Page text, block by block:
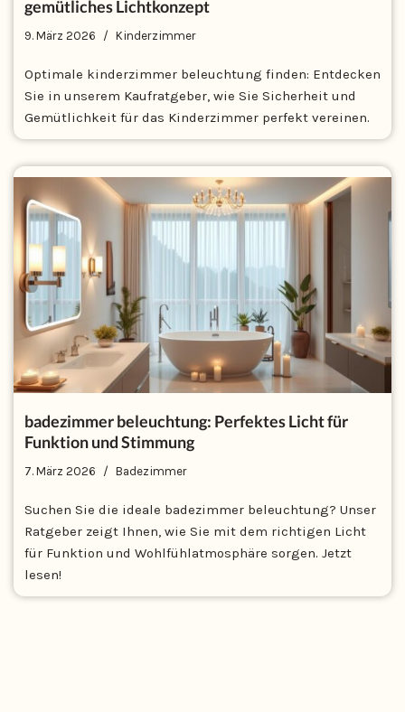
gemütliches Lichtkonzept
9. März 2026 Kinderzimmer
Optimale kinderzimmer beleuchtung finden: Entdecken
Sie in unserem Kaufratgeber, wie Sie Sicherheit und
Gemütlichkeit für das Kinderzimmer perfekt vereinen.
badezimmer beleuchtung: Perfektes Licht für
Funktion und Stimmung
7. März 2026 Badezimmer
Suchen Sie die ideale badezimmer beleuchtung? Unser
Ratgeber zeigt Ihnen, wie Sie mit dem richtigen Licht
für Funktion und Wohlfühlatmosphäre sorgen. Jetzt
lesen!